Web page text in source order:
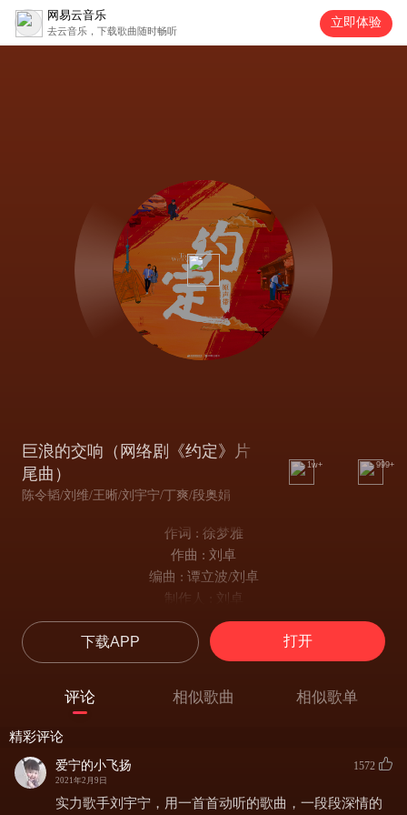
网易云音乐
去云音乐，下载歌曲随时畅听
立即体验
巨浪的交响（网络剧《约定》片
尾曲）
陈令韬/刘维/王晰/刘宇宁/丁爽/段奥娟
1w+ 999+
作词 : 徐梦雅
作曲 : 刘卓
编曲 : 谭立波/刘卓
制作人 : 刘卓
陈令韬：
缆绳已放开 去往千山千水之外
扬起风帆 同舟路上有暴雨狂澜
徐徐前行 撞击碎出一朵朵绚烂
巨轮已启航 驶向千年万年之外
天涯沧海 每朵浪花都一样澎湃
下载APP 打开
评论 相似歌曲 相似歌单
精彩评论
爱宁的小飞扬
2021年2月9日
1572
实力歌手刘宇宁，用一首首动听的歌曲，一段段深情的